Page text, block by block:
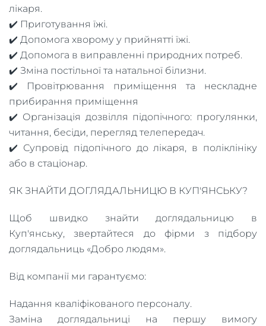
лікаря.
✔️ Приготування їжі.
✔️ Допомога хворому у прийнятті їжі.
✔️ Допомога в виправленні природних потреб.
✔️ Зміна постільної та натальної білизни.
✔️ Провітрювання приміщення та нескладне
прибирання приміщення
✔️ Організація дозвілля підопічного: прогулянки,
читання, бесіди, перегляд телепередач.
✔️ Супровід підопічного до лікаря, в поліклініку
або в стаціонар.
ЯК ЗНАЙТИ ДОГЛЯДАЛЬНИЦЮ В КУП'ЯНСЬКУ?
Щоб швидко знайти доглядальницю в
Куп'янську, звертайтеся до фірми з підбору
доглядальниць «Добро людям».
Від компанії ми гарантуємо:
Надання кваліфікованого персоналу.
Заміна доглядальниці на першу вимогу